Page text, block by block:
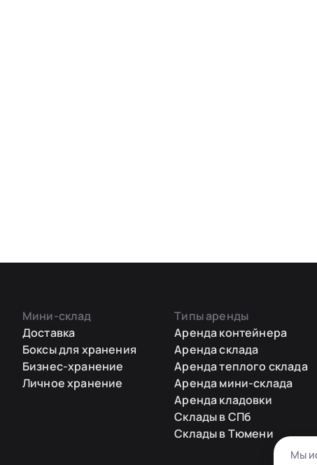
Мини-склад
Доставка
Боксы для хранения
Бизнес-хранение
Личное хранение
Типы аренды
Аренда контейнера
Аренда склада
Аренда теплого склада
Аренда мини-склада
Аренда кладовки
Склады в СПб
Склады в Тюмени
Мы